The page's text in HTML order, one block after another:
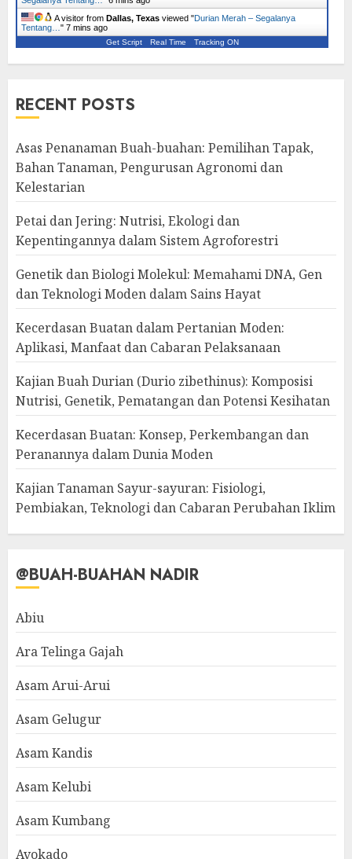
A visitor from Dallas, Texas viewed "Durian Merah – Segalanya
Tentang… " 7 mins ago
Get Script Real Time Tracking ON
RECENT POSTS
Asas Penanaman Buah-buahan: Pemilihan Tapak,
Bahan Tanaman, Pengurusan Agronomi dan
Kelestarian
Petai dan Jering: Nutrisi, Ekologi dan
Kepentingannya dalam Sistem Agroforestri
Genetik dan Biologi Molekul: Memahami DNA, Gen
dan Teknologi Moden dalam Sains Hayat
Kecerdasan Buatan dalam Pertanian Moden:
Aplikasi, Manfaat dan Cabaran Pelaksanaan
Kajian Buah Durian (Durio zibethinus): Komposisi
Nutrisi, Genetik, Pematangan dan Potensi Kesihatan
Kecerdasan Buatan: Konsep, Perkembangan dan
Peranannya dalam Dunia Moden
Kajian Tanaman Sayur-sayuran: Fisiologi,
Pembiakan, Teknologi dan Cabaran Perubahan Iklim
@BUAH-BUAHAN NADIR
Abiu
Ara Telinga Gajah
Asam Arui-Arui
Asam Gelugur
Asam Kandis
Asam Kelubi
Asam Kumbang
Avokado